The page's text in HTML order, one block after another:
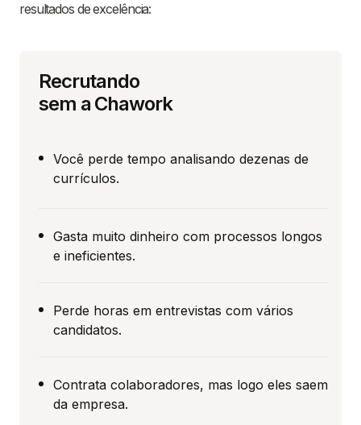
resultados de excelência:
Recrutando
sem a Chawork
Você perde tempo analisando dezenas de
currículos.
Gasta muito dinheiro com processos longos
e ineficientes.
Perde horas em entrevistas com vários
candidatos.
Contrata colaboradores, mas logo eles saem
da empresa.